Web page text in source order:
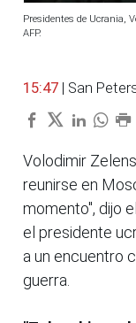
Presidentes de Ucrania,
AFP.
15:47 | San
Volodimir
reunirse en
momento", dijo
el presidente
a un encuentro
guerra.